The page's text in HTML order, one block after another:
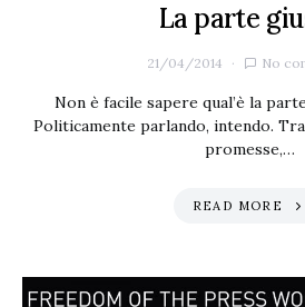
La parte
21/04/2014 No
Non è facile sapere qual’è la
Politicamente parlando, intendo.
promesse,…
READ MORE